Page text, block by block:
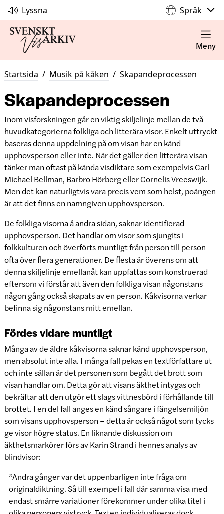
Lyssna Språk
Meny
Startsida / Musik på kåken / Skapandeprocessen
Skapandeprocessen
Inom visforskningen går en viktig skiljelinje mellan de två
huvudkategorierna folkliga och litterära visor. Enkelt uttryckt
baseras denna uppdelning på om visan har en känd
upphovsperson eller inte. När det gäller den litterära visan
tänker man oftast på kända visdiktare som exempelvis Carl
Michael Bellman, Barbro Hörberg eller Cornelis Vreeswijk.
Men det kan naturligtvis vara precis vem som helst, poängen
är att det finns en namngiven upphovsperson.
De folkliga visorna å andra sidan, saknar identifierad
upphovsperson. Det handlar om visor som sjungits i
folkkulturen och överförts muntligt från person till person
ofta över flera generationer. De flesta är överens om att
denna skiljelinje emellanåt kan uppfattas som konstruerad
eftersom vi förstår att även den folkliga visan någonstans
någon gång också skapats av en person. Kåkvisorna verkar
befinna sig någonstans mitt emellan.
Fördes vidare muntligt
Många av de äldre kåkvisorna saknar känd upphovsperson,
men absolut inte alla. I många fall pekas en textförfattare ut
och inte sällan är det personen som begått det brott som
visan handlar om. Detta gör att visans äkthet intygas och
bekräftar att den utgör ett slags vittnesbörd i förhållande till
brottet. I en del fall anges en känd sångare i fängelsemiljön
som visans upphovsperson – detta är också något som tycks
ge visor högre status. En liknande diskussion om
äkthetsmarkörer förs av Karin Strand i hennes analys av
blindvisor:
”Andra gånger var det uppenbarligen inte fråga om
originaldiktning. Så till exempel i fall där samma visa med
endast smärre variationer förekommer under olika titel i